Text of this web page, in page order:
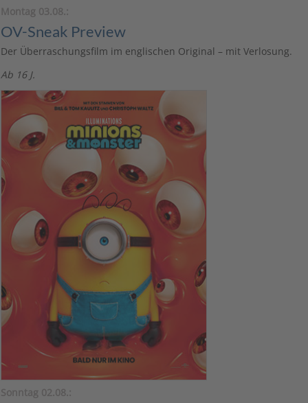
Montag 03.08.:
OV-Sneak Preview
Der Überraschungsfilm im englischen Original – mit Verlosung.
Ab 16 J.
Sonntag 02.08.: